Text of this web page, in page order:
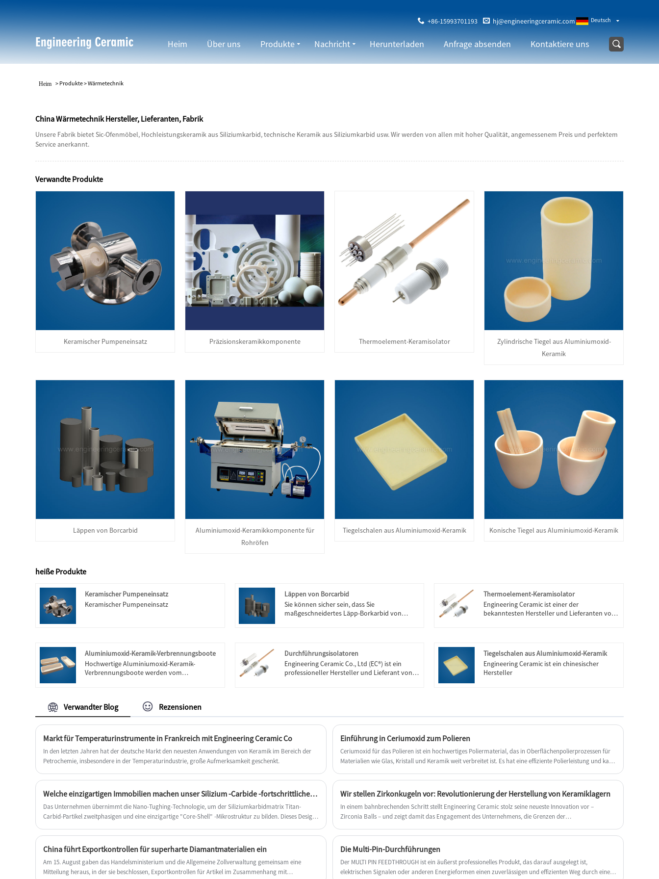
Deutsch
+86-15993701193 hj@engineeringceramic.com
Heim Über uns Produkte Nachricht Herunterladen Anfrage absenden Kontaktiere uns
Heim > Produkte>Wärmetechnik
China Wärmetechnik Hersteller, Lieferanten, Fabrik
Unsere Fabrik bietet Sic-Ofenmöbel, Hochleistungskeramik aus Siliziumkarbid, technische Keramik aus Siliziumkarbid usw. Wir werden von allen mit hoher Qualität, angemessenem Preis und perfektem
Service anerkannt.
Verwandte Produkte
Keramischer Pumpeneinsatz Präzisionskeramikkomponente Thermoelement-Keramisolator
Zylindrische Tiegel aus Aluminiumoxid-
Keramik
Läppen von Borcarbid
Aluminiumoxid-Keramikkomponente für
Rohröfen
Tiegelschalen aus Aluminiumoxid-Keramik Konische Tiegel aus Aluminiumoxid-Keramik
heiße Produkte
Keramischer Pumpeneinsatz
Keramischer Pumpeneinsatz
Läppen von Borcarbid
Sie können sicher sein, dass Sie
maßgeschneidertes Läpp-Borkarbid von
konsultieren, wir werden Ihnen rechtzeitig
antworten!
Thermoelement-Keramisolator
Engineering Ceramic ist einer der
bekanntesten Hersteller und Lieferanten von
spezialisiert. Willkommen beim Kauf von
Thermoelement-Keramisolatoren von
Engineering Ceramic. Jede Anfrage von
Kunden wird innerhalb von 24 Stunden
Aluminiumoxid-Keramik-Verbrennungsboote
Hochwertige Aluminiumoxid-Keramik-
Verbrennungsboote werden vom
direkt zu einem günstigen Preis sind.
Durchführungsisolatoren
Engineering Ceramic Co., Ltd (EC®) ist ein
professioneller Hersteller und Lieferant von
konnten unsere Durchführungsisolatoren zu
Hochtemperatur-Sensordurchführungen
hergestellt werden, die beispiellosen Schutz
und Leistung für Sensoren bei extremen
Temperaturen von 1800 °C und mehr bieten.
Sie bestehen aus einer einzigartigen
Materialkombination und modernster
Dichtungstechnologie und ermöglichen
Sensordesigns der nächsten Generation.
Unsere Produkte wurden auf dem Weltmarkt
mit gutem Ruf verkauft.
Tiegelschalen aus Aluminiumoxid-Keramik
Engineering Ceramic ist ein chinesischer
Hersteller
Verwandter Blog Rezensionen
Markt für Temperaturinstrumente in Frankreich mit Engineering Ceramic Co
In den letzten Jahren hat der deutsche Markt den neuesten Anwendungen von Keramik im Bereich der
Petrochemie, insbesondere in der Temperaturindustrie, große Aufmerksamkeit geschenkt.
Einführung in Ceriumoxid zum Polieren
Ceriumoxid für das Polieren ist ein hochwertiges Poliermaterial, das in Oberflächenpolierprozessen für
Materialien wie Glas, Kristall und Keramik weit verbreitet ist. Es hat eine effiziente Polierleistung und kann
wiederherstellen.
Welche einzigartigen Immobilien machen unser Silizium -Carbide -fortschrittlicher Keramik auf dem Markt ab?
Das Unternehmen übernimmt die Nano-Tughing-Technologie, um der Siliziumkarbidmatrix Titan-
Carbid-Partikel zweitphasigen und eine einzigartige "Core-Shell" -Mikrostruktur zu bilden. Dieses Design
Frakturzähigkeit zu verbessern.
Wir stellen Zirkonkugeln vor: Revolutionierung der Herstellung von Keramiklagern
In einem bahnbrechenden Schritt stellt Engineering Ceramic stolz seine neueste Innovation vor –
Zirconia Balls – und zeigt damit das Engagement des Unternehmens, die Grenzen der
China führt Exportkontrollen für superharte Diamantmaterialien ein
Am 15. August gaben das Handelsministerium und die Allgemeine Zollverwaltung gemeinsam eine
Mitteilung heraus, in der sie beschlossen, Exportkontrollen für Artikel im Zusammenhang mit
Die Multi-Pin-Durchführungen
Der MULTI PIN FEEDTHROUGH ist ein äußerst professionelles Produkt, das darauf ausgelegt ist,
elektrischen Signalen oder anderen Energieformen einen zuverlässigen und effizienten Weg durch eine